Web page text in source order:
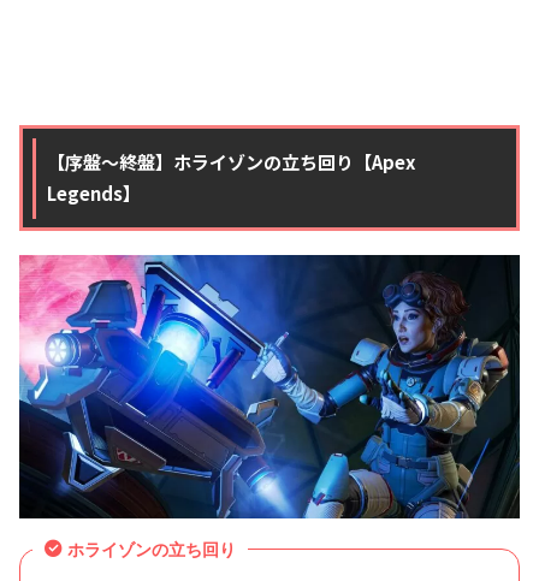
【序盤〜終盤】ホライゾンの立ち回り【Apex
Legends】
ホライゾンの立ち回り